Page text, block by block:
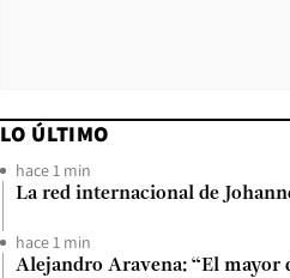
LO ÚLTIMO
hace 1 min
La red internacional de
hace 1 min
Alejandro Aravena: “El mayor